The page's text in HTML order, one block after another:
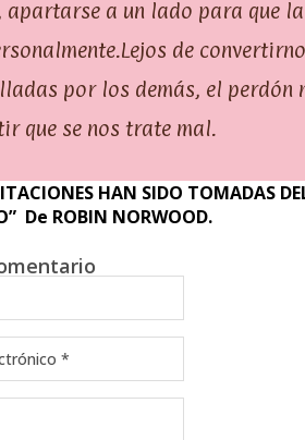
apartarse a un lado para que
de
por los demás, el perdón
que se nos trate mal.
HAN SIDO TOMADAS
De ROBIN NORWOOD.